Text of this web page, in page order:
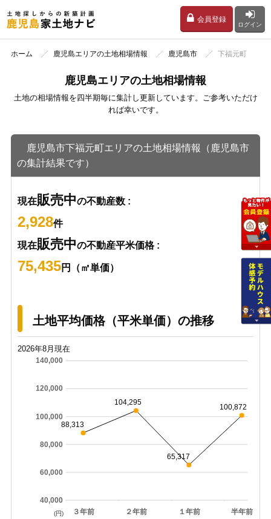
会員登録
ログイン
ホーム 鹿児島エリアの土地相場情報 鹿児島市 下福元町
鹿児島エリアの土地相場情報
土地の相場情報を四半期毎に集計し更新しています。ご参考いただけ
れば幸いです。
鹿児島市下福元町エリアの土地相場情報（鹿児島市
の集計結果です）
現在販売中の不動産数 :
2,928件
現在販売中の不動産平米価格 :
75,435円（㎡単価）
土地平均価格（平米単価）の推移
2026年8月現在
３年前 ２年前 １年前 半年前
40,000
60,000
80,000
100,000
120,000
140,000
88,313
104,295
65,317
100,872
(円)